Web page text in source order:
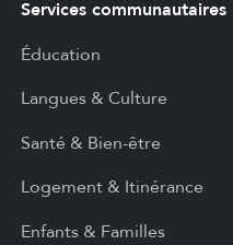
Services communautaires
Éducation
Langues & Culture
Santé & Bien-être
Logement & Itinérance
Enfants & Familles